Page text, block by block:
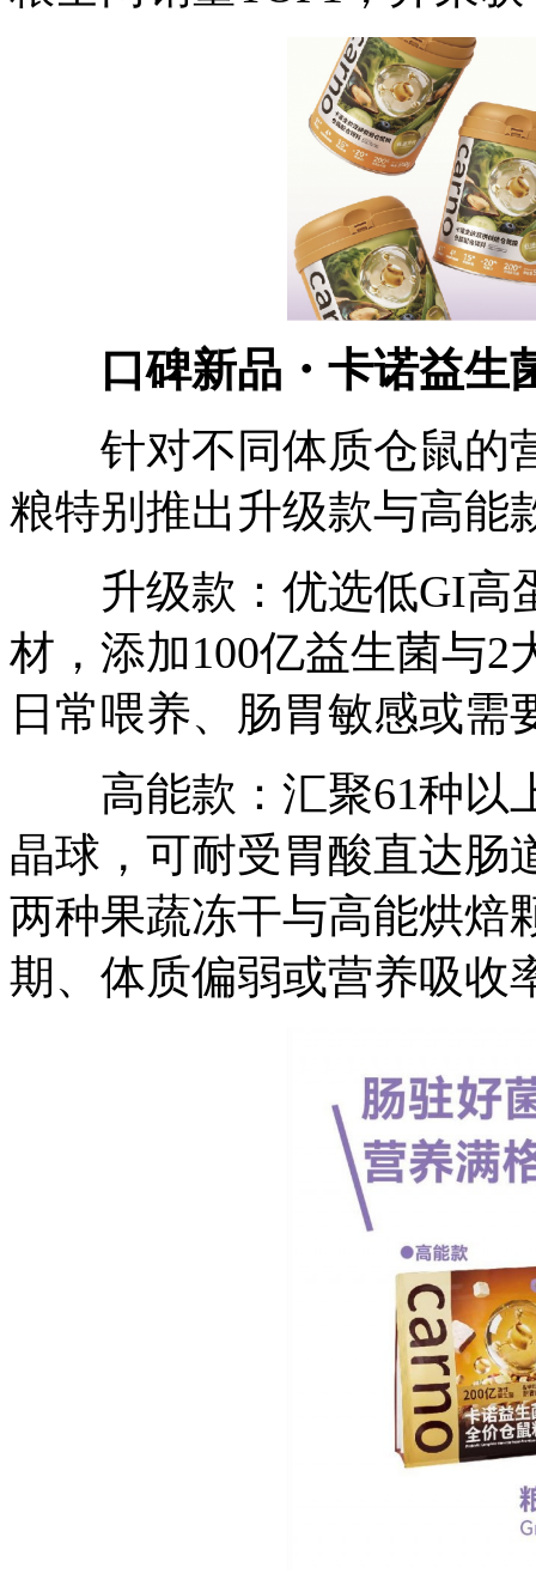
口碑新品・卡诺益生
针对不同体质仓鼠的
粮特别推出升级款与高能
升级款：优选低GI高
材，添加100亿益生菌与
日常喂养、肠胃敏感或需
高能款：汇聚61种以
晶球，可耐受胃酸直达肠
两种果蔬冻干与高能烘焙
期、体质偏弱或营养吸收